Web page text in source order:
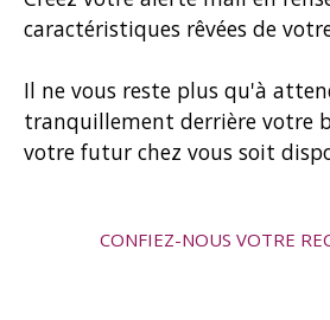
caractéristiques rêvées de
Il ne vous reste plus qu'à
tranquillement derrière votre
votre futur chez vous soit
CONFIEZ-NOUS VOTRE